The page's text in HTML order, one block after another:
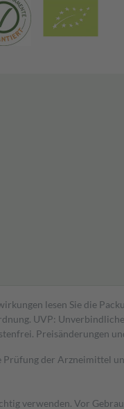
lesen Sie die
UVP: Unverbindliche
Preisänderungen
Prüfung der Arzneimittel
verwenden. Vor